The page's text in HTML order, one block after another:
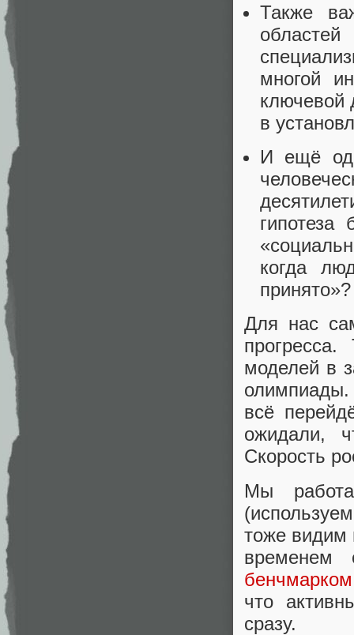
Также
многой
ключевой
в
И ещё
гипотеза
когда
принято»?
Для нас
моделей в
всё
ожидали,
Скорость
Мы
тоже видим
временем
бенчмарком
что
сразу.